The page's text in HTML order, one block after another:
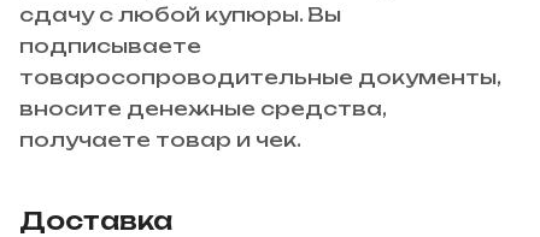
сдачу с любой купюры. Вы
подписываете
товаросопроводительные документы,
вносите денежные средства,
получаете товар и чек.
Доставка